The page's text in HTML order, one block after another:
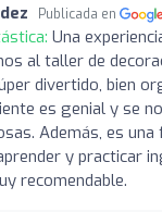
Publicada en
Una
al taller de
divertido, bien
es genial y se
Además, es
y practicar
recomendable.